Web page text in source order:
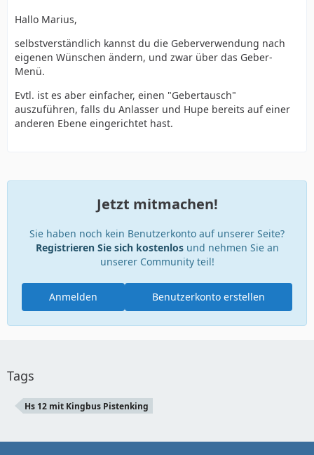
Hallo Marius,
selbstverständlich kannst du die Geberverwendung nach
eigenen Wünschen ändern, und zwar über das Geber-
Menü.
Evtl. ist es aber einfacher, einen "Gebertausch"
auszuführen, falls du Anlasser und Hupe bereits auf einer
anderen Ebene eingerichtet hast.
Jetzt mitmachen!
Sie haben noch kein Benutzerkonto auf unserer Seite?
Registrieren Sie sich kostenlosund nehmen Sie an
unserer Community teil!
Benutzerkonto erstellen
Anmelden
Tags
Hs 12 mit Kingbus Pistenking